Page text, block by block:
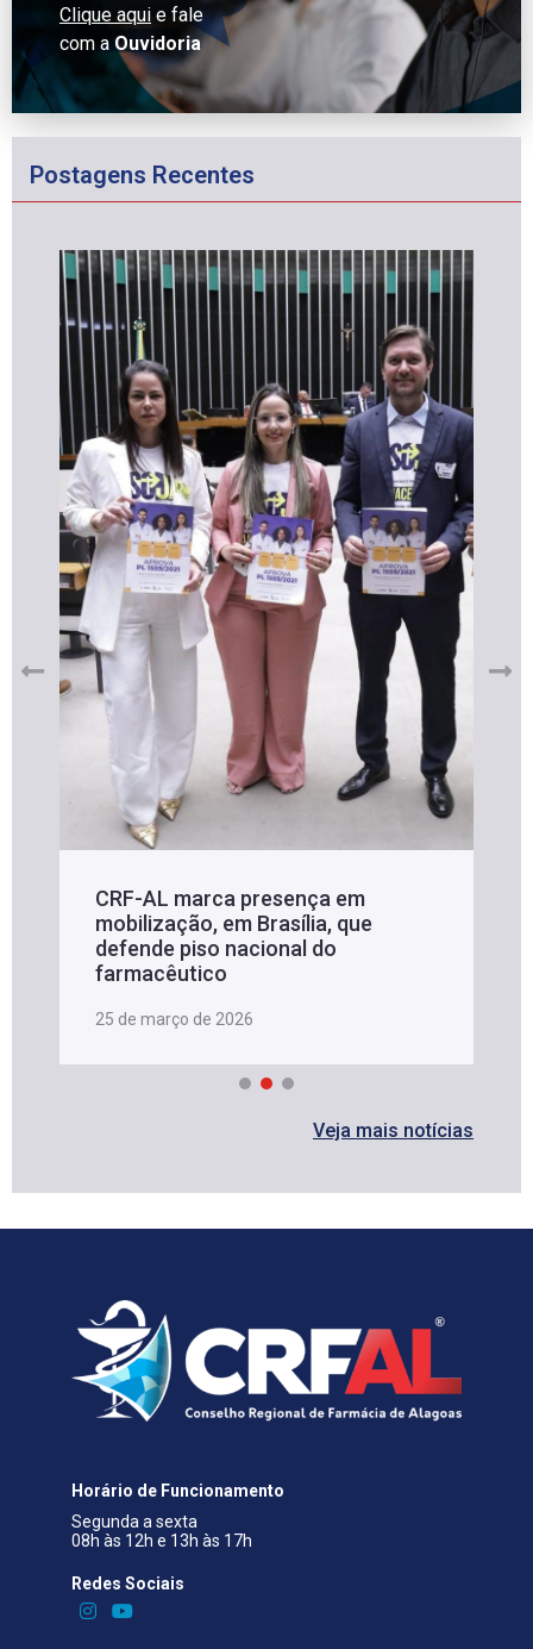
Clique aqui e fale
com aOuvidoria
Postagens Recentes
CRF-AL marca presença em
mobilização, em Brasília, que
defende piso nacional do
farmacêutico
25 de março de 2026
Veja mais notícias
Horário de Funcionamento
Segunda a sexta
08h às 12h e 13h às 17h
Redes Sociais​